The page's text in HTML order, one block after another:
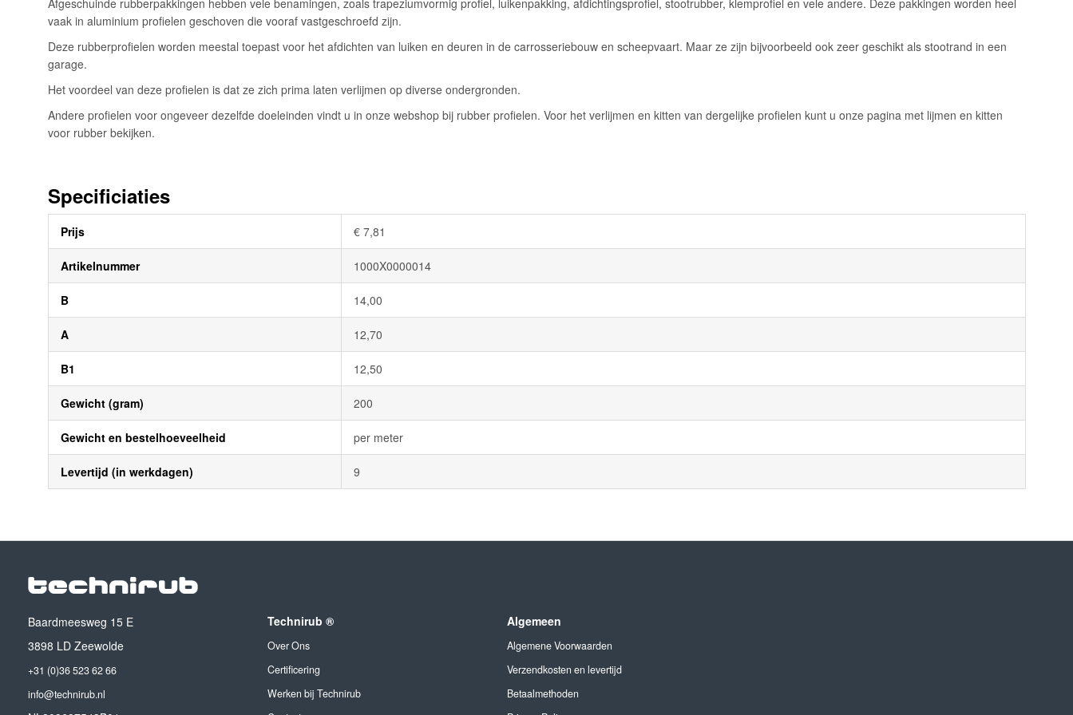
afbeeldingen-
gallerij
Afgeschuinde rubberpakkingen hebben vele benamingen, zoals trapeziumvormig profiel, luikenpakking, afdichtingsprofiel, stootrubber, klemprofiel en vele andere. Deze pakkingen worden heel
vaak in aluminium profielen geschoven die vooraf vastgeschroefd zijn.
Deze rubberprofielen worden meestal toepast voor het afdichten van luiken en deuren in de carrosseriebouw en scheepvaart. Maar ze zijn bijvoorbeeld ook zeer geschikt als stootrand in een
garage.
Het voordeel van deze profielen is dat ze zich prima laten verlijmen op diverse ondergronden.
Andere profielen voor ongeveer dezelfde doeleinden vindt u in onze webshop bij rubber profielen. Voor het verlijmen en kitten van dergelijke profielen kunt u onze pagina met lijmen en kitten
voor rubber bekijken.
Specificiaties
informatie
Prijs € 7,81
Artikelnummer 1000X0000014
B 14,00
A 12,70
B1 12,50
Gewicht (gram) 200
Gewicht en bestelhoeveelheid per meter
Levertijd (in werkdagen) 9
Baardmeesweg 15 E
3898 LD Zeewolde
+31 (0)36 523 62 66
info@technirub.nl
Technirub ®
Over Ons
Certificering
Werken bij Technirub
Algemeen
Algemene Voorwaarden
Verzendkosten en levertijd
Betaalmethoden